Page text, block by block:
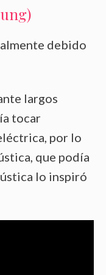
debido
largos
tocar
por lo
que podía
lo inspiró